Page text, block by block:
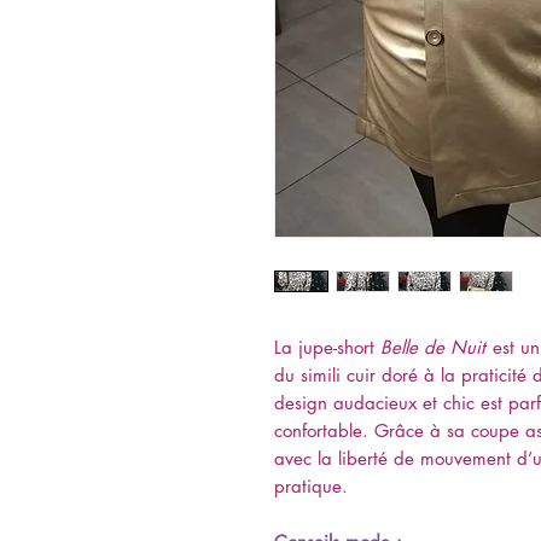
La jupe-short Belle de Nuitest
du simili cuir doré à la praticité
design audacieux et chic est
confortable. Grâce à sa coupe
avec la liberté de mouvement
pratique.